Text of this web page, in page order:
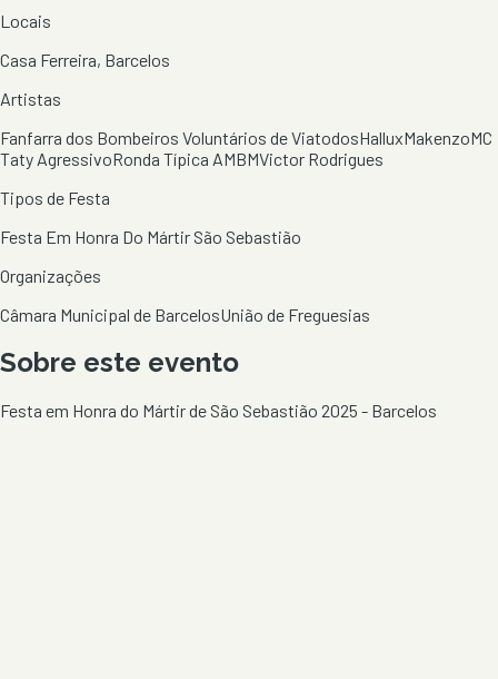
Locais
Casa Ferreira, Barcelos
Artistas
Fanfarra dos Bombeiros Voluntários de ViatodosHalluxMakenzoMC
Taty AgressivoRonda Típica AMBMVictor Rodrigues
Tipos de Festa
Festa Em Honra Do Mártir São Sebastião
Organizações
Câmara Municipal de BarcelosUnião de Freguesias
Sobre este evento
Festa em Honra do Mártir de São Sebastião 2025 - Barcelos